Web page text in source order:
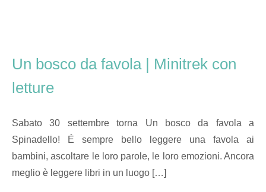
Un bosco da favola | Minitrek con
letture
Sabato 30 settembre torna Un bosco da favola a
Spinadello! É sempre bello leggere una favola ai
bambini, ascoltare le loro parole, le loro emozioni. Ancora
meglio è leggere libri in un luogo […]